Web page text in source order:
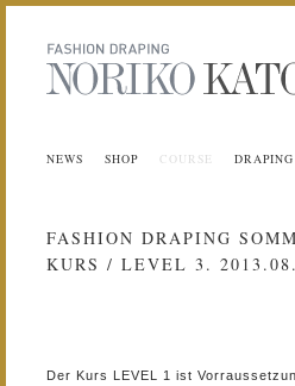
NEWS SHOP COURSE DRAPING
FASHION DRAPING
KURS / LEVEL 3.
Der Kurs LEVEL 1 ist